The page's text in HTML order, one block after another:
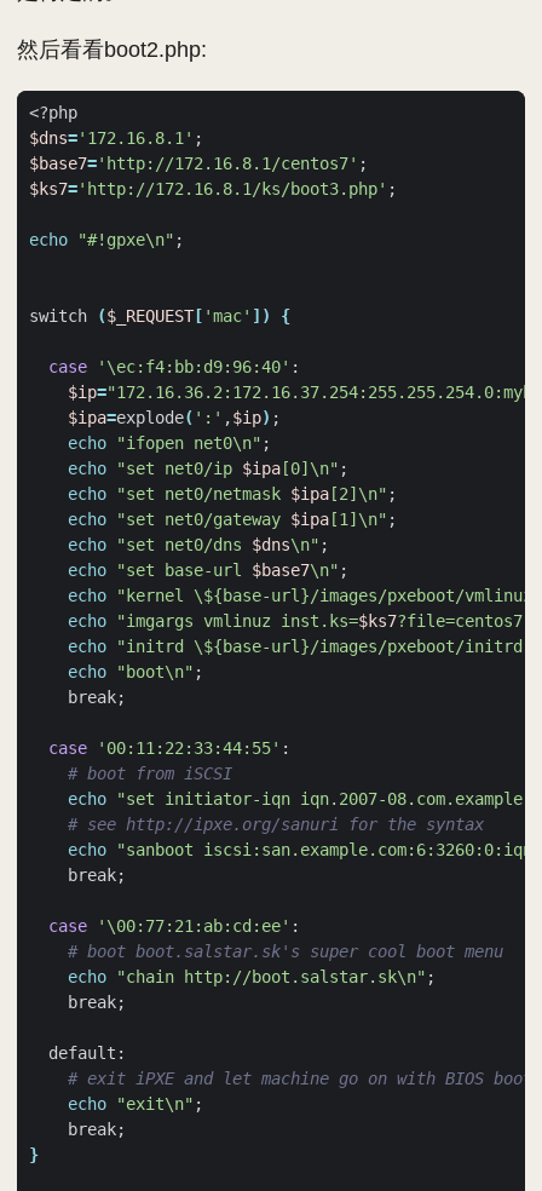
然后看看boot2.php:
$dns='172.16.8.1' ;
$base7='http://172.16.8.1/centos7' ;
$ks7='http://172.16.8.1/ks/boot3.php' ;
echo "#!gpxe\n" ;
switch ($_REQUEST [ 'mac' ]) {
case '\ec:f4:bb:d9:96:40'
$ip=
$ipa=explode( ':' ,$ip) ;
echo
"ifopen net0\n" ;
echo
"set net0/ip $ipa [0]\n" ;
echo
"set net0/netmask $ipa [2]\n" ;
echo
"set net0/gateway $ipa [1]\n" ;
echo
"set net0/dns $dns\n" ;
echo
"set base-url $base7\n" ;
echo
"kernel \${base-url}/images/pxeboot/
echo
"imgargs vmlinuz inst.ks=$ks7
echo
"initrd \${base-url}/images/pxeboot/
echo
"boot\n" ;
    break
;
case '00:11:22:33:44:55'
# boot from iSCSI
echo
"set initiator-iqn iqn.2007-
# see http://ipxe.org/sanuri for the syntax
echo
"sanboot
    break
;
case '\00:77:21:ab:cd:ee'
# boot boot.salstar.sk's super cool boot
echo
"chain http://boot.salstar.sk\n" ;
    break
;
# exit iPXE and let machine go on with BIOS boot
echo
"exit\n" ;
    break
;
}